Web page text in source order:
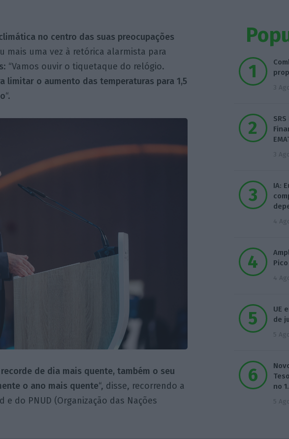
no centro das suas preocupações
mais uma vez à retórica alarmista para
: “Vamos ouvir o tiquetaque do relógio.
limitar o aumento das temperaturas para 1,5
“.
de dia mais quente, também o seu
o ano mais quente“, disse, recorrendo a
do PNUD (Organização das Nações
3
3
IA:
4
4
UE
de
5
no
5